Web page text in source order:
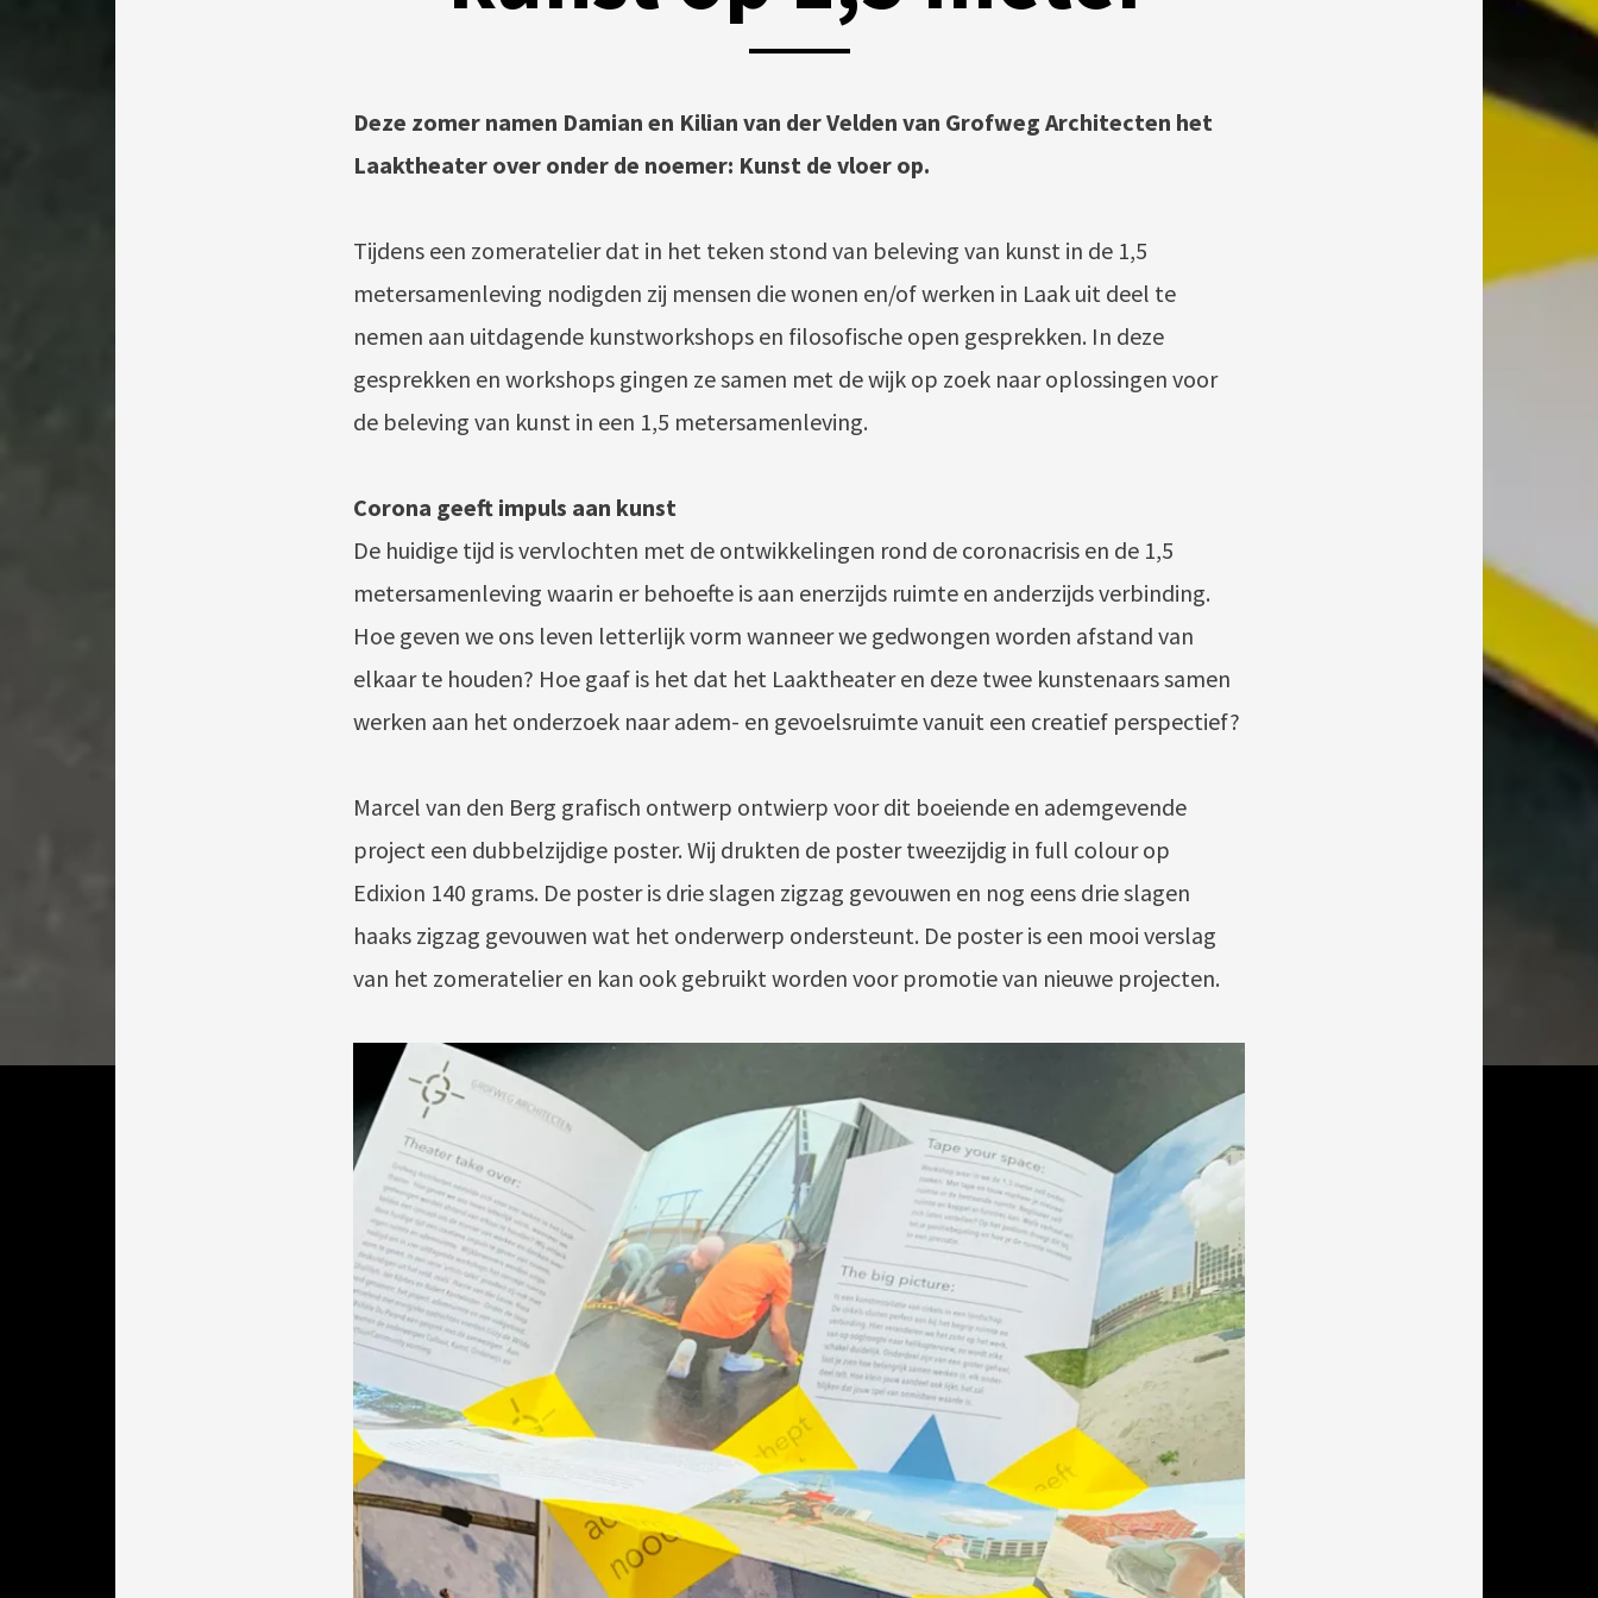
BY
VAN
POSTED
11
2021
Deze zomer namen Damian en Kilian van der Velden van Grofweg Architecten het
Laaktheater over onder de noemer: Kunst de vloer op.
Tijdens een zomeratelier dat in het teken stond van beleving van kunst in de 1,5
metersamenleving nodigden zij mensen die wonen en/of werken in Laak uit deel te
nemen aan uitdagende kunstworkshops en filosofische open gesprekken. In deze
gesprekken en workshops gingen ze samen met de wijk op zoek naar oplossingen voor
de beleving van kunst in een 1,5 metersamenleving.
Corona geeft impuls aan kunst
De huidige tijd is vervlochten met de ontwikkelingen rond de coronacrisis en de 1,5
metersamenleving waarin er behoefte is aan enerzijds ruimte en anderzijds verbinding.
Hoe geven we ons leven letterlijk vorm wanneer we gedwongen worden afstand van
elkaar te houden? Hoe gaaf is het dat het Laaktheater en deze twee kunstenaars samen
werken aan het onderzoek naar adem- en gevoelsruimte vanuit een creatief perspectief?
Marcel van den Berg grafisch ontwerp ontwierp voor dit boeiende en ademgevende
project een dubbelzijdige poster. Wij drukten de poster tweezijdig in full colour op
Edixion 140 grams. De poster is drie slagen zigzag gevouwen en nog eens drie slagen
haaks zigzag gevouwen wat het onderwerp ondersteunt. De poster is een mooi verslag
van het zomeratelier en kan ook gebruikt worden voor promotie van nieuwe projecten.